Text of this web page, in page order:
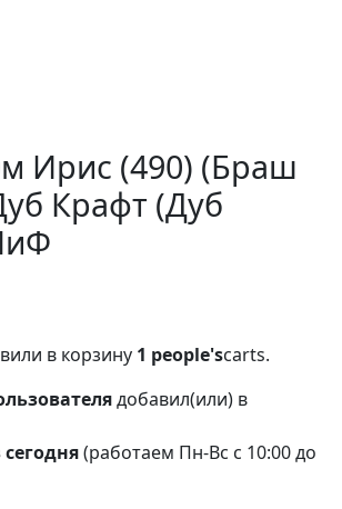
Ирис (490) (Браш
Крафт (Дуб
в корзину 1 people'scarts.
добавил(или) в
(работаем Пн-Вс с 10:00 до